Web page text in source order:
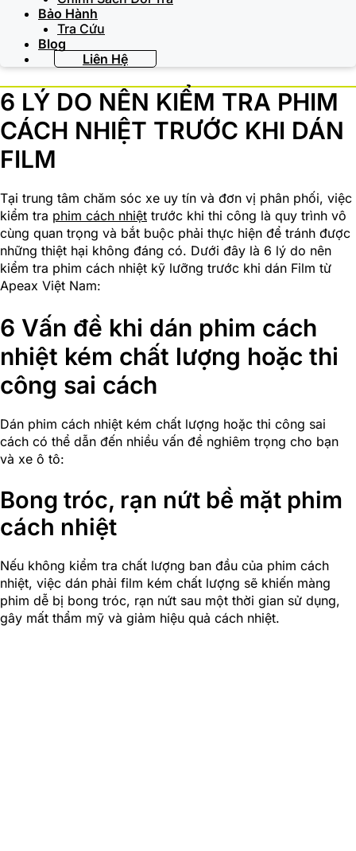
Bảo Hành
Tra Cứu
Blog
Liên Hệ
6 LÝ DO NÊN KIỂM TRA PHIM
CÁCH NHIỆT TRƯỚC KHI DÁN
FILM
Tại trung tâm chăm sóc xe uy tín và đơn vị phân phối, việc
kiểm tra phim cách nhiệt trước khi thi công là quy trình vô
cùng quan trọng và bắt buộc phải thực hiện để tránh được
những thiệt hại không đáng có. Dưới đây là 6 lý do nên
kiểm tra phim cách nhiệt kỹ lưỡng trước khi dán Film từ
Apeax Việt Nam:
6 Vấn đề khi dán phim cách
nhiệt kém chất lượng hoặc thi
công sai cách
Dán phim cách nhiệt kém chất lượng hoặc thi công sai
cách có thể dẫn đến nhiều vấn đề nghiêm trọng cho bạn
và xe ô tô:
Bong tróc, rạn nứt bề mặt phim
cách nhiệt
Nếu không kiểm tra chất lượng ban đầu của phim cách
nhiệt, việc dán phải film kém chất lượng sẽ khiến màng
phim dễ bị bong tróc, rạn nứt sau một thời gian sử dụng,
gây mất thẩm mỹ và giảm hiệu quả cách nhiệt.